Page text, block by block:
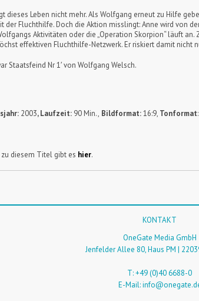
dieses Leben nicht mehr. Als Wolfgang erneut zu Hilfe
der Fluchthilfe. Doch die Aktion misslingt: Anne wird von
Aktivitäten oder die „Operation Skorpion“ läuft
effektiven Fluchthilfe-Netzwerk. Er riskiert damit nicht
Staatsfeind Nr 1′ von Wolfgang Welsch.
2003, Laufzeit: 90 Min., Bildformat:16:9, Tonformat
diesem Titel gibt es hier.
KONTAKT
OneGate Media GmbH
Jenfelder Allee 80, Haus PM |
T: +49 (0)40 6688-0
E-Mail: